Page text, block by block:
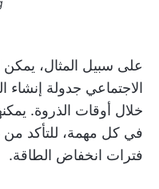
على سبيل المثال،
الاجتماعي جدولة إنشاء
خلال أوقات الذروة.
في كل مهمة، للتأكد
فترات انخفاض الطاقة.